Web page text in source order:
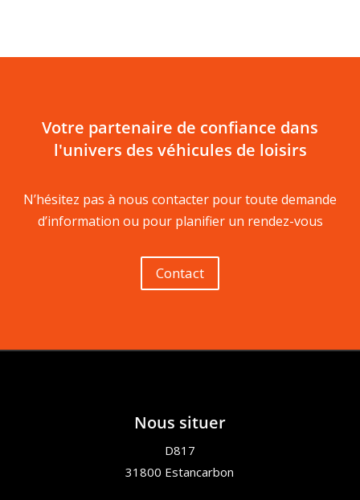
Votre partenaire de confiance dans
l'univers des véhicules de loisirs
N’hésitez pas à nous contacter pour toute demande
d’information ou pour planifier un rendez-vous
Contact
Nous situer
D817
31800 Estancarbon